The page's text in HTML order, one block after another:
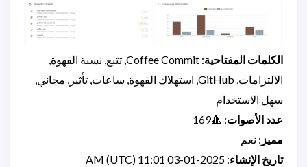
الكلمات المفتاحية
: Coffee Commit, تتبع, نسبة القهوة,
الالتزامات, GitHub, استهلاك القهوة, ساعات, تأثير, مجاني,
سهل الاستخدام
عدد الأصوات: 🔺169
مميز : نعم
تاريخ الإنشاء: 2025-01-03 11:01 AM (UTC)